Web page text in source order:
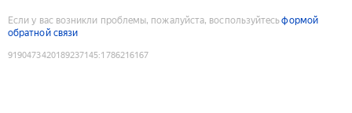
Если у вас возникли проблемы, пожалуйста, воспользуйтесьформой
обратной связи
9190473420189237145:1786216167